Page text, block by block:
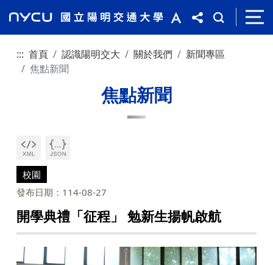
::: 首頁 認識陽明交大 關於我們
新聞專區
焦點新聞
焦點新聞
校園
發布日期：114-08-27
開學典禮「征程」 勉新生揚帆啟航